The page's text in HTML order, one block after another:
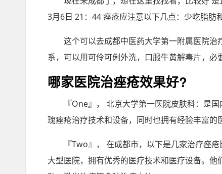
3月6日 21：44 痤疮应注意以下几点：少吃脂肪
这个可以去成都中医药大学第一附属医院
系，可以用可伶可俐外洗，口服牛黄解毒片，必
哪家医院治痤疮效果好?
『One』， 北京大学第一医院皮肤科：是
瑰痤疮治疗技术和设备，同时也拥有经验丰富的
『Two』， 在成都市，以下是几家治疗痤
大型医院，拥有优秀的医疗技术和医疗设备。